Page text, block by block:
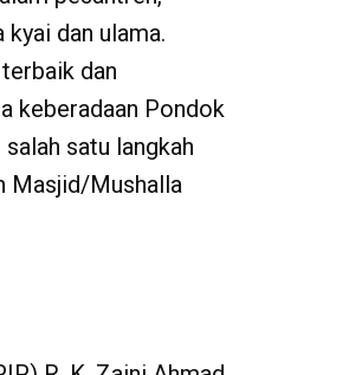
dan ulama.
dan
keberadaan Pondok
satu langkah
Masjid/Mushalla